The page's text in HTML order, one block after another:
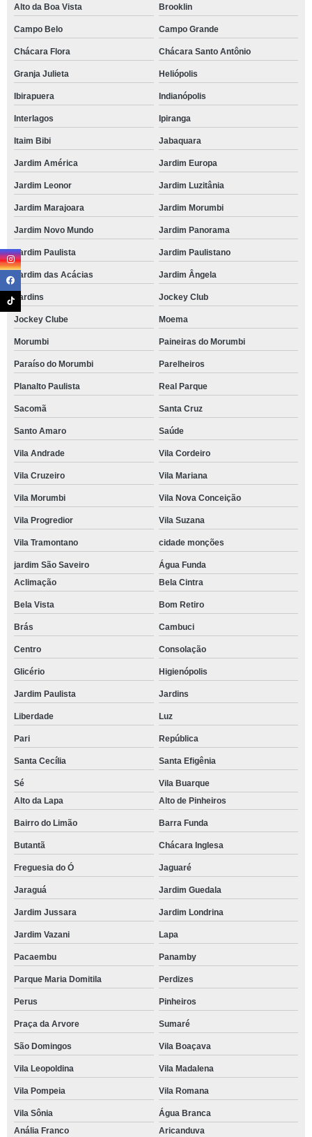
Alto da Boa Vista Brooklin
Campo Belo Campo Grande
Chácara Flora Chácara Santo Antônio
Granja Julieta Heliópolis
Ibirapuera Indianópolis
Interlagos Ipiranga
Itaim Bibi Jabaquara
Jardim América Jardim Europa
Jardim Leonor Jardim Luzitânia
Jardim Marajoara Jardim Morumbi
Jardim Novo Mundo Jardim Panorama
Jardim Paulista Jardim Paulistano
Jardim das Acácias Jardim Ângela
Jardins Jockey Club
Jockey Clube Moema
Morumbi Paineiras do Morumbi
Paraíso do Morumbi Parelheiros
Planalto Paulista Real Parque
Sacomã Santa Cruz
Santo Amaro Saúde
Vila Andrade Vila Cordeiro
Vila Cruzeiro Vila Mariana
Vila Morumbi Vila Nova Conceição
Vila Progredior Vila Suzana
Vila Tramontano cidade monções
jardim São Saveiro
Água Funda
Aclimação
Bela Cintra
Bela Vista Bom Retiro
Brás Cambuci
Centro Consolação
Glicério Higienópolis
Jardim Paulista Jardins
Liberdade Luz
Pari República
Santa Cecília Santa Efigênia
Sé
Vila Buarque
Alto da Lapa
Alto de Pinheiros
Bairro do Limão Barra Funda
Butantã Chácara Inglesa
Freguesia do Ó Jaguaré
Jaraguá Jardim Guedala
Jardim Jussara Jardim Londrina
Jardim Vazani Lapa
Pacaembu Panamby
Parque Maria Domitila Perdizes
Perus Pinheiros
Praça da Arvore Sumaré
São Domingos Vila Boaçava
Vila Leopoldina Vila Madalena
Vila Pompeia Vila Romana
Vila Sônia
Água Branca
Anália Franco
Aricanduva